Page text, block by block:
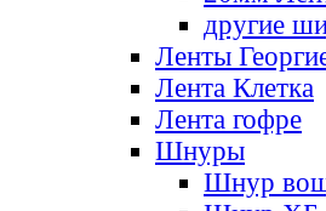
другие
Ленты
Лента Клетка
Лента гофре
Шнуры
Шнур